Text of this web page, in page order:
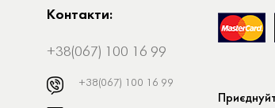
Контакти:
+38(067) 100 16 99
+38(067) 100 16 99